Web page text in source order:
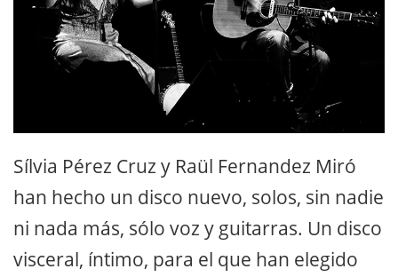
Sílvia Pérez Cruz y Raül Fernandez Miró
han hecho un disco nuevo, solos, sin nadie
ni nada más, sólo voz y guitarras. Un disco
visceral, íntimo, para el que han elegido